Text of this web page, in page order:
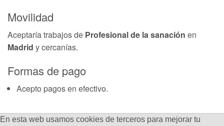
Movilidad
Aceptaría trabajos de Profesional de la sanación en
Madrid y cercanías.
Formas de pago
Acepto pagos en efectivo.
En esta web usamos cookies de terceros para mejorar tu